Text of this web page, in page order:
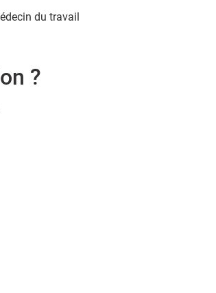
du travail
?